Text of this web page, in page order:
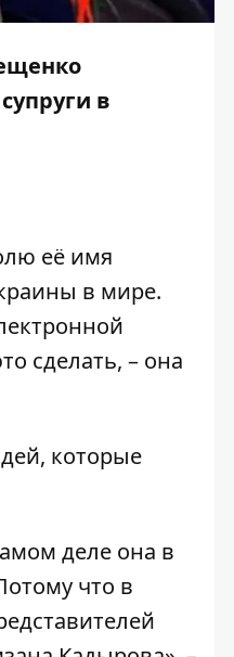
в
её имя
в мире.
сделать, – она
которые
деле она в
что в